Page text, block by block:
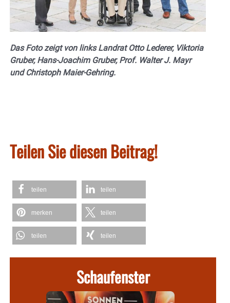
Das Foto zeigt von links Landrat Otto Lederer, Viktoria
Gruber, Hans-Joachim Gruber, Prof. Walter J. Mayr
und Christoph Maier-Gehring.
Teilen Sie diesen Beitrag!
teilen teilen
merken teilen
teilen teilen
Schaufenster